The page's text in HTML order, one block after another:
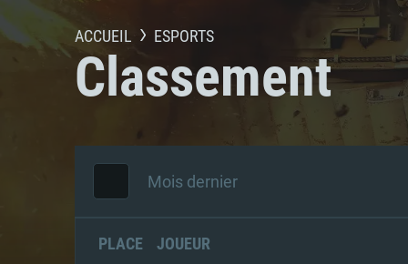
ACCUEIL ESPORTS
Classement
Mois dernier
PLACE JOUEUR